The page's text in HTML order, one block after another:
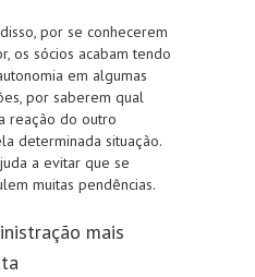
por se conhecerem
os sócios acabam tendo
em algumas
por saberem qual
reação do outro
determinada situação.
a evitar que se
muitas pendências.
mais